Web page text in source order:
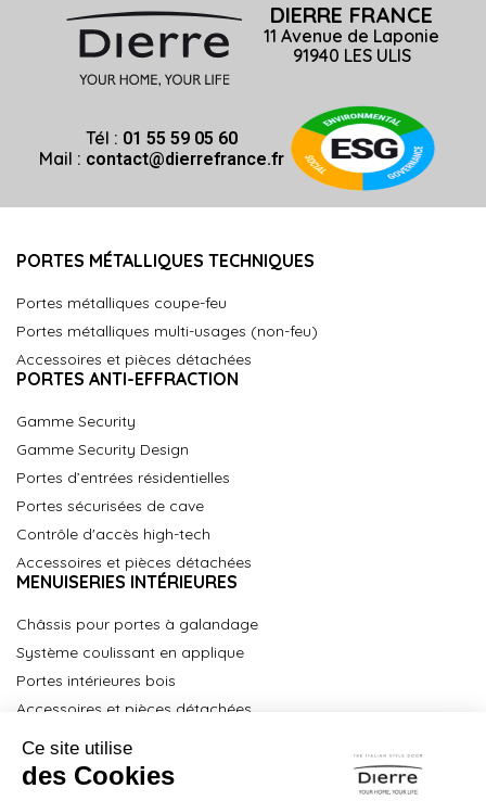
DIERRE FRANCE
11 Avenue de Laponie
91940 LES ULIS
Tél : 01 55 59 05 60
Mail : contact@dierrefrance.fr
PORTES MÉTALLIQUES TECHNIQUES
Portes métalliques coupe-feu
Portes métalliques multi-usages (non-feu)
Accessoires et pièces détachées
PORTES ANTI-EFFRACTION
Gamme Security
Gamme Security Design
Portes d’entrées résidentielles
Portes sécurisées de cave
Contrôle d'accès high-tech
Accessoires et pièces détachées
MENUISERIES INTÉRIEURES
Châssis pour portes à galandage
Système coulissant en applique
Portes intérieures bois
Accessoires et pièces détachées
Partenaires Key Point